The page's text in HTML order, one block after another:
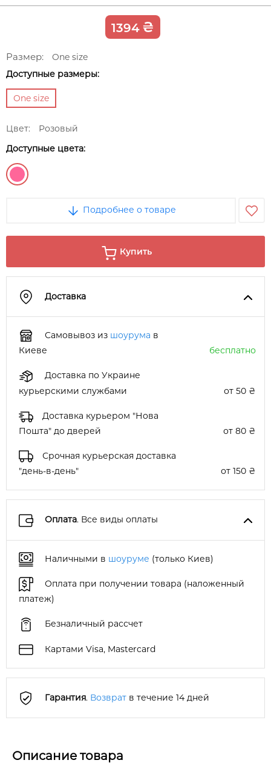
1394 ₴
Размер:
One size
Доступные размеры:
One size
Цвет:
Розовый
Доступные цвета:
Подробнее о товаре
Купить
Доставка
Самовывоз из шоурума в
Киеве
бесплатно
Доставка по Украине
курьерскими службами
от 50 ₴
Доставка курьером "Нова
Пошта" до дверей
от 80 ₴
Срочная курьерская доставка
"день-в-день"
от 150 ₴
Оплата. Все виды оплаты
Наличными в шоуруме (только Киев)
Оплата при получении товара (наложенный
платеж)
Безналичный рассчет
Картами Visa, Mastercard
Гарантия. Возврат в течение 14 дней
Описание товара